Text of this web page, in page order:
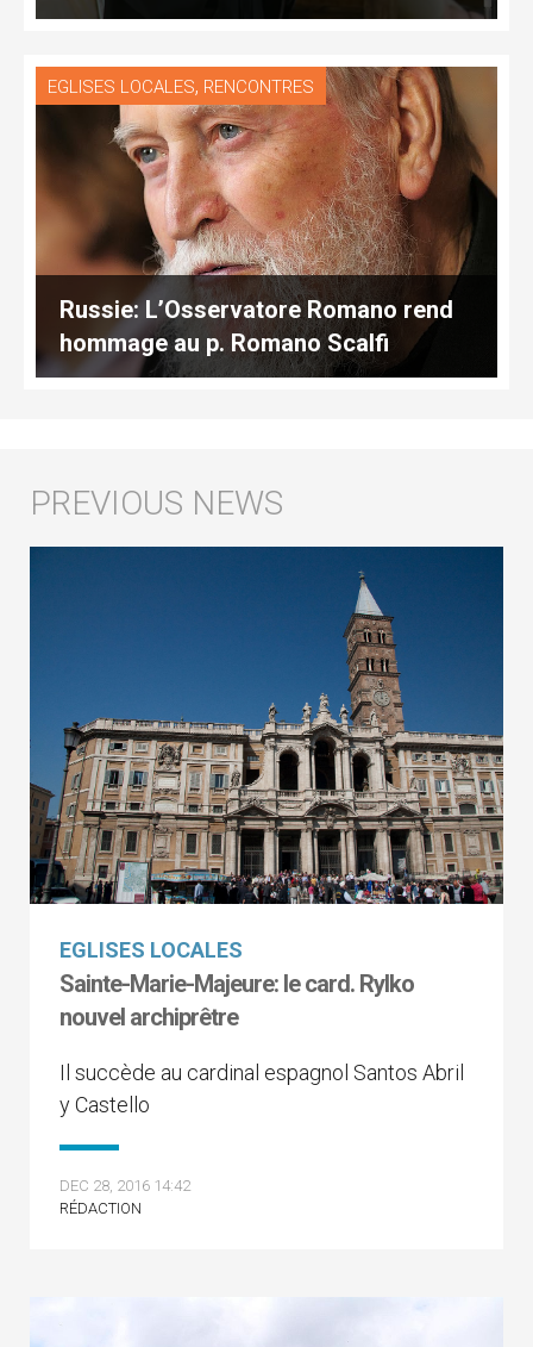
EGLISES LOCALES, RENCONTRES
Russie: L’Osservatore Romano rend
hommage au p. Romano Scalfi
EGLISES LOCALES
Sainte-Marie-Majeure: le card. Rylko
nouvel archiprêtre
Il succède au cardinal espagnol Santos Abril
y Castello
DEC 28, 2016 14:42
RÉDACTION